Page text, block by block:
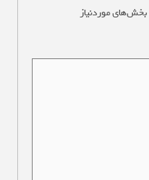
بخش‌های موردنیاز